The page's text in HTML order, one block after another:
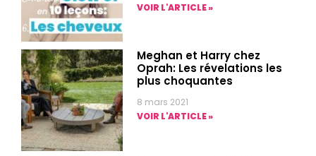
VOIR L'ARTICLE »
Meghan et Harry chez
Oprah: Les révelations les
plus choquantes
8 mars 2021
VOIR L'ARTICLE »